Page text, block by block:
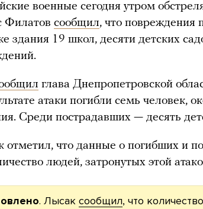
военные сегодня утром
Филатов сообщил, что повреждения
здания 19 школ, десяти детских
глава Днепропетровской
атаки погибли семь человек,
Среди пострадавших — десять
отметил, что данные о погибших и
людей, затронутых этой
. Лысак сообщил, что